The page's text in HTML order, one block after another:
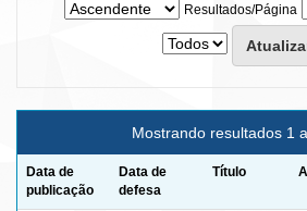
Resultados/Página
Mostrando resultados 1
Data de
publicação
Data de
defesa
Título